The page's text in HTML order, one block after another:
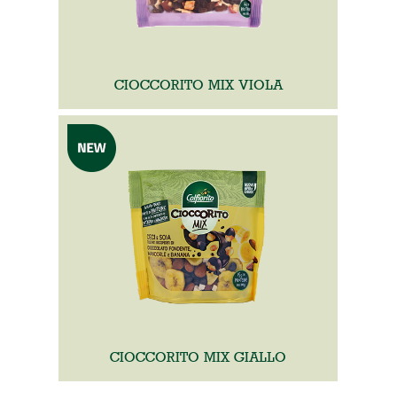
CIOCCORITO MIX VIOLA
CIOCCORITO MIX GIALLO